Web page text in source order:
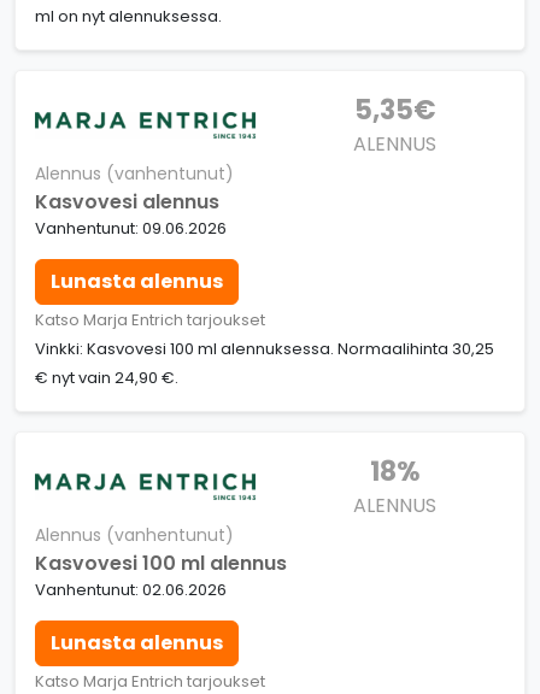
ml on nyt alennuksessa.
5,35€
ALENNUS
Alennus (vanhentunut)
Kasvovesi alennus
Vanhentunut: 09.06.2026
Lunasta alennus
Katso Marja Entrich tarjoukset
Vinkki: Kasvovesi 100 ml alennuksessa. Normaalihinta 30,25
€ nyt vain 24,90 €.
18%
ALENNUS
Alennus (vanhentunut)
Kasvovesi 100 ml alennus
Vanhentunut: 02.06.2026
Lunasta alennus
Katso Marja Entrich tarjoukset